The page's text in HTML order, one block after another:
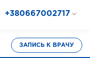
+380667002717
+380577002717
ЗАПИСЬ К ВРАЧУ